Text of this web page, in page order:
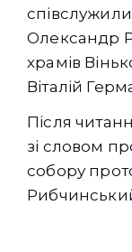
Олександр
храмів
Віталій
Після
зі словом
собору